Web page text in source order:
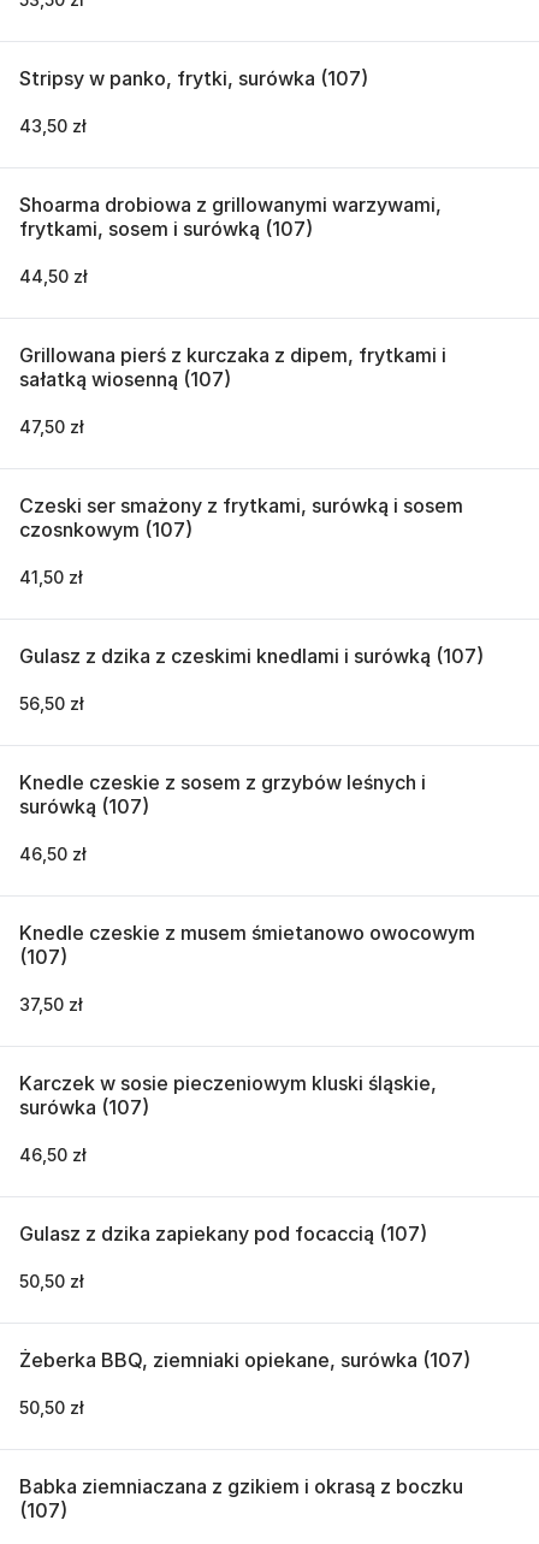
Stripsy w panko, frytki, surówka (107)
43,50 zł
Shoarma drobiowa z grillowanymi warzywami,
frytkami, sosem i surówką (107)
44,50 zł
Grillowana pierś z kurczaka z dipem, frytkami i
sałatką wiosenną (107)
47,50 zł
Czeski ser smażony z frytkami, surówką i sosem
czosnkowym (107)
41,50 zł
Gulasz z dzika z czeskimi knedlami i surówką (107)
56,50 zł
Knedle czeskie z sosem z grzybów leśnych i
surówką (107)
46,50 zł
Knedle czeskie z musem śmietanowo owocowym
(107)
37,50 zł
Karczek w sosie pieczeniowym kluski śląskie,
surówka (107)
46,50 zł
Gulasz z dzika zapiekany pod focaccią (107)
50,50 zł
Żeberka BBQ, ziemniaki opiekane, surówka (107)
50,50 zł
Babka ziemniaczana z gzikiem i okrasą z boczku
(107)